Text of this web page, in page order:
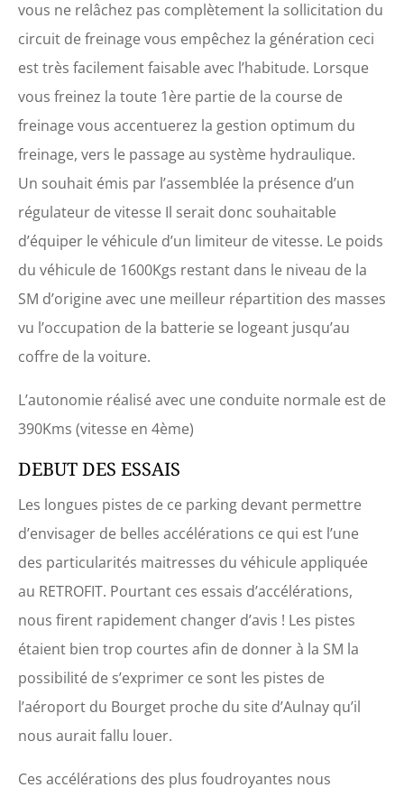
vous ne relâchez pas complètement la sollicitation du
circuit de freinage vous empêchez la génération ceci
est très facilement faisable avec l’habitude. Lorsque
vous freinez la toute 1ère partie de la course de
freinage vous accentuerez la gestion optimum du
freinage, vers le passage au système hydraulique.
Un souhait émis par l’assemblée la présence d’un
régulateur de vitesse Il serait donc souhaitable
d’équiper le véhicule d’un limiteur de vitesse. Le poids
du véhicule de 1600Kgs restant dans le niveau de la
SM d’origine avec une meilleur répartition des masses
vu l’occupation de la batterie se logeant jusqu’au
coffre de la voiture.
L’autonomie réalisé avec une conduite normale est de
390Kms (vitesse en 4ème)
DEBUT DES ESSAIS
Les longues pistes de ce parking devant permettre
d’envisager de belles accélérations ce qui est l’une
des particularités maitresses du véhicule appliquée
au RETROFIT. Pourtant ces essais d’accélérations,
nous firent rapidement changer d’avis ! Les pistes
étaient bien trop courtes afin de donner à la SM la
possibilité de s’exprimer ce sont les pistes de
l’aéroport du Bourget proche du site d’Aulnay qu’il
nous aurait fallu louer.
Ces accélérations des plus foudroyantes nous